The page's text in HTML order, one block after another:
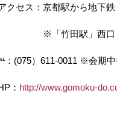
クセス：京都駅から地下
※「竹田駅」西口（4
：(075）611-0011 ※会期中
： http://www.gomoku-